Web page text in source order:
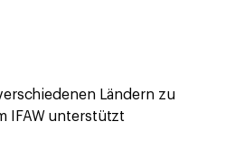
Ländern zu
IFAW unterstützt